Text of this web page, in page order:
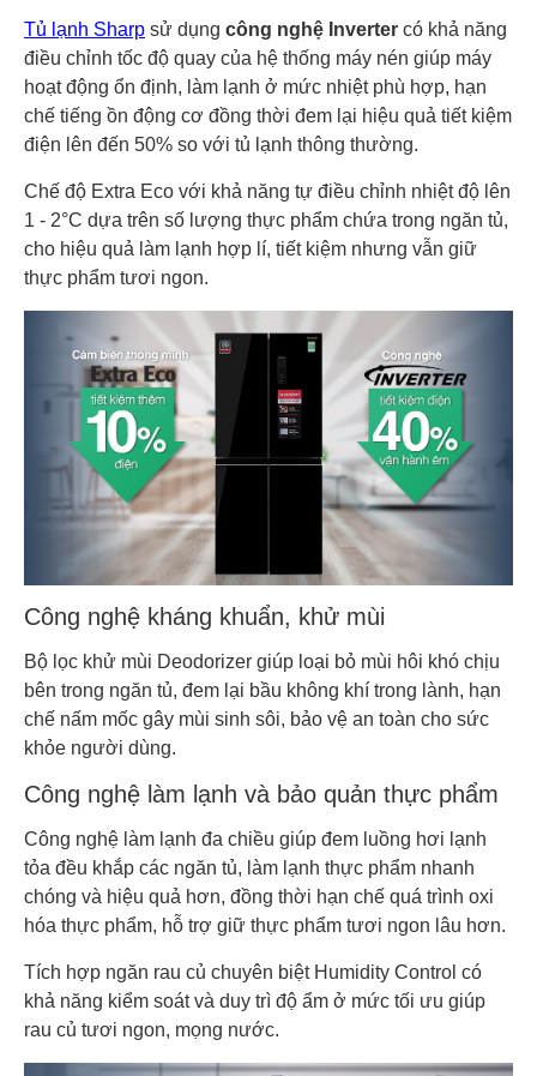
Tủ lạnh Sharp sử dụng công nghệ Inverter có khả năng
điều chỉnh tốc độ quay của hệ thống máy nén giúp máy
hoạt động ổn định, làm lạnh ở mức nhiệt phù hợp, hạn
chế tiếng ồn động cơ đồng thời đem lại hiệu quả tiết kiệm
điện lên đến 50% so với tủ lạnh thông thường.
Chế độ Extra Eco với khả năng tự điều chỉnh nhiệt độ lên
1 - 2°C dựa trên số lượng thực phẩm chứa trong ngăn tủ,
cho hiệu quả làm lạnh hợp lí, tiết kiệm nhưng vẫn giữ
thực phẩm tươi ngon.
Công nghệ kháng khuẩn, khử mùi
Bộ lọc khử mùi Deodorizer giúp loại bỏ mùi hôi khó chịu
bên trong ngăn tủ, đem lại bầu không khí trong lành, hạn
chế nấm mốc gây mùi sinh sôi, bảo vệ an toàn cho sức
khỏe người dùng.
Công nghệ làm lạnh và bảo quản thực phẩm
Công nghệ làm lạnh đa chiều giúp đem luồng hơi lạnh
tỏa đều khắp các ngăn tủ, làm lạnh thực phẩm nhanh
chóng và hiệu quả hơn, đồng thời hạn chế quá trình oxi
hóa thực phẩm, hỗ trợ giữ thực phẩm tươi ngon lâu hơn.
Tích hợp ngăn rau củ chuyên biệt Humidity Control có
khả năng kiểm soát và duy trì độ ẩm ở mức tối ưu giúp
rau củ tươi ngon, mọng nước.